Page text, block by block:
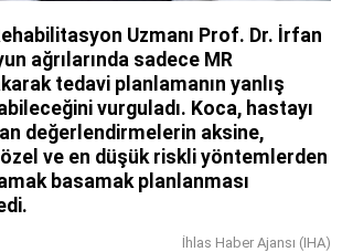
Uzmanı Prof. Dr. İrfan
ağrılarında sadece MR
tedavi planlamanın yanlış
vurguladı. Koca, hastayı
değerlendirmelerin aksine,
ve en düşük riskli yöntemlerden
basamak planlanması
İhlas Haber Ajansı (IHA)